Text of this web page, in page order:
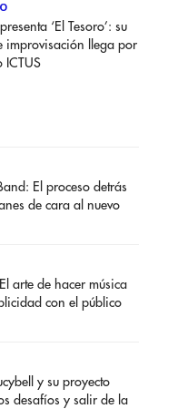
‘El Tesoro’: su
improvisación llega por
ICTUS
El proceso detrás
de cara al nuevo
arte de hacer música
con el público
y su proyecto
desafíos y salir de la